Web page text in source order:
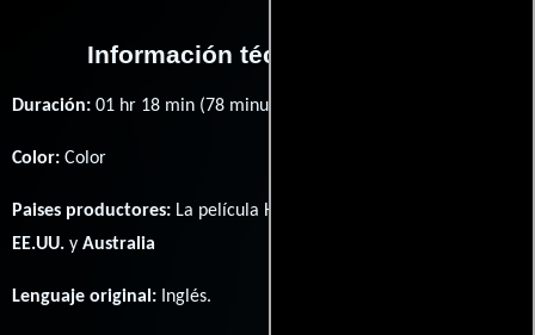
Información técnica y general
Duración: 01 hr 18 min (78 minutos) .
Color: Color
Paises productores: La película How to Save Us fué producida en
EE.UU. y Australia
Lenguaje original: Inglés.